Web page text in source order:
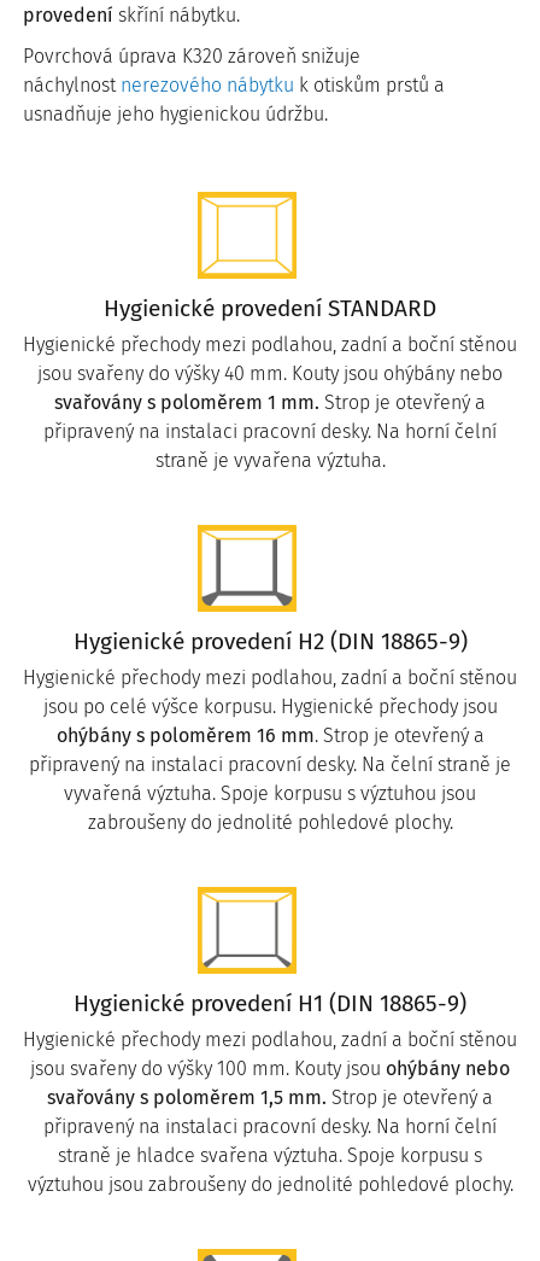
provedení skříní nábytku.
Povrchová úprava K320 zároveň snižuje
náchylnost nerezového nábytku k otiskům prstů a
usnadňuje jeho hygienickou údržbu.
Hygienické provedení STANDARD
Hygienické přechody mezi podlahou, zadní a boční stěnou
jsou svařeny do výšky 40 mm. Kouty jsou ohýbány nebo
svařovány s poloměrem 1 mm. Strop je otevřený a
připravený na instalaci pracovní desky. Na horní čelní
straně je vyvařena výztuha.
Hygienické provedení H2 (DIN 18865-9)
Hygienické přechody mezi podlahou, zadní a boční stěnou
jsou po celé výšce korpusu. Hygienické přechody jsou
ohýbány s poloměrem 16 mm. Strop je otevřený a
připravený na instalaci pracovní desky. Na čelní straně je
vyvařená výztuha. Spoje korpusu s výztuhou jsou
zabroušeny do jednolité pohledové plochy.
Hygienické provedení H1 (DIN 18865-9)
Hygienické přechody mezi podlahou, zadní a boční stěnou
jsou svařeny do výšky 100 mm. Kouty jsou ohýbány nebo
svařovány s poloměrem 1,5 mm. Strop je otevřený a
připravený na instalaci pracovní desky. Na horní čelní
straně je hladce svařena výztuha. Spoje korpusu s
výztuhou jsou zabroušeny do jednolité pohledové plochy.